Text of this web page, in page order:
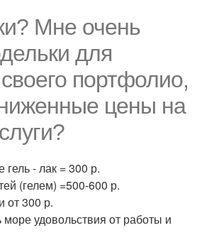
Мне очень
для
портфолио,
цены на
- лак = 300 р.
(гелем) =500-600 р.
от 300 р.
удовольствия от работы и